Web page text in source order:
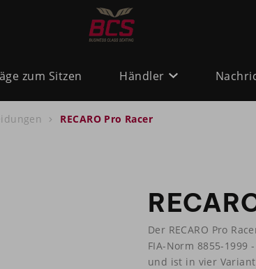
zum Sitzen Händler
RECARO Pro Racer
Der RECARO Pro
FIA-Norm 8855-
und ist in vier